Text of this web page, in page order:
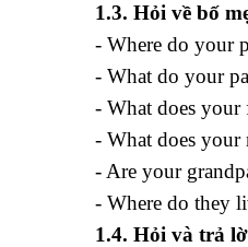
1.3. Hỏi về bố
- Where do your
- What do your
- What does your
- What does your
- Are your
- Where do they
1.4. Hỏi và trả